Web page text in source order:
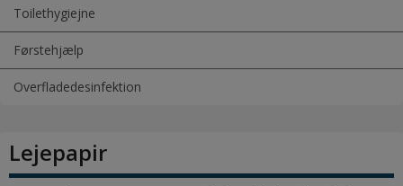
Toilethygiejne
Førstehjælp
Overfladedesinfektion
Lejepapir